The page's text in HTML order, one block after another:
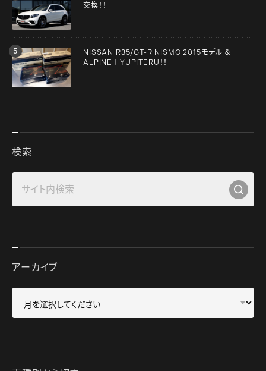
交換！！
NISSAN R35/GT-R NISMO 2015モデル ＆
ALPINE＋YUPITERU！！
検索
アーカイブ